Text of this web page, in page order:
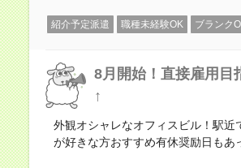
紹介予定派遣 職種未経験OK ブランク
8月開始！直接雇用目
↑
外観オシャレなオフィスビル！駅
が好きな方おすすめ有休奨励日もあ